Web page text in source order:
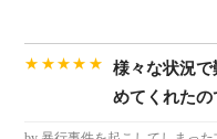
様々な状況
めてくれたの
★★★★★